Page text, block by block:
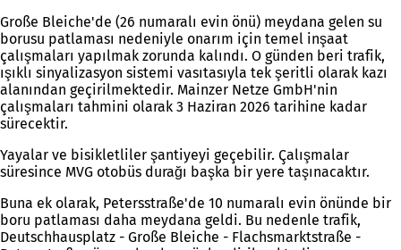
Große Bleiche'de (26 numaralı evin önü) meydana gelen su
borusu patlaması nedeniyle onarım için temel inşaat
çalışmaları yapılmak zorunda kalındı. O günden beri trafik,
ışıklı sinyalizasyon sistemi vasıtasıyla tek şeritli olarak kazı
alanından geçirilmektedir. Mainzer Netze GmbH'nin
çalışmaları tahmini olarak 3 Haziran 2026 tarihine kadar
sürecektir.
Yayalar ve bisikletliler şantiyeyi geçebilir. Çalışmalar
süresince MVG otobüs durağı başka bir yere taşınacaktır.
Buna ek olarak, Petersstraße'de 10 numaralı evin önünde bir
boru patlaması daha meydana geldi. Bu nedenle trafik,
Deutschhausplatz - Große Bleiche - Flachsmarktstraße -